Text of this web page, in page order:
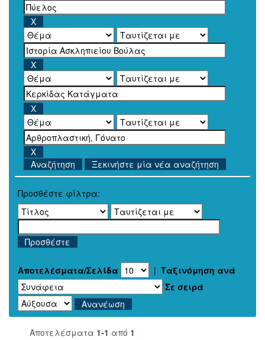
Ξεκινήστε μία νέα αναζήτηση
Προσθέστε φίλτρα:
Αποτελέσματα/Σελίδα | Ταξινόμηση ανά
Σε σειρά
Αποτελέσματα 1-1 από 1